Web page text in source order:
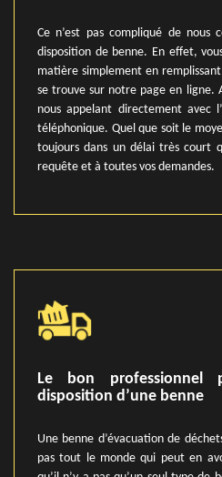
Ce n’est pas compliqué de
disposition de benne. En effet,
matière simplement en
se trouve sur notre page en ligne.
nous appelant directement avec
téléphonique. Quel que soit le
toujours dans un délai très court
requête et à toutes vos demandes.
Le bon
disposition d’une benne
Une benne d’évacuation de
pas tout le monde qui peut en